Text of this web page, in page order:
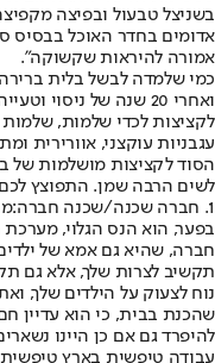
אדומים בחדר האוכל בבסיס
אמורה להיראות שקשוקה".
כמי שלמדה לבשל בלית
ואחרי 20 שנה של
לקציצות לכדי שלמות,
עגבניות עוקצני, אוורירית
הסוד לקציצות מושלמות של
לשים הרבה שמן. התפוצץ לכם
1. חברה שכנה/שכנה חברה:
בפער, הוא הנס הגלוי,
חברה, שהיא גם אמא של
תקשיב לצרות שלך, אלא גם
נוח לצעוק על הילדים שלך,
שהכנת בבית, כי הוא עדיין
להיפרד גם אם כן היינו
עבודה טיפשית בארץ טיפשית